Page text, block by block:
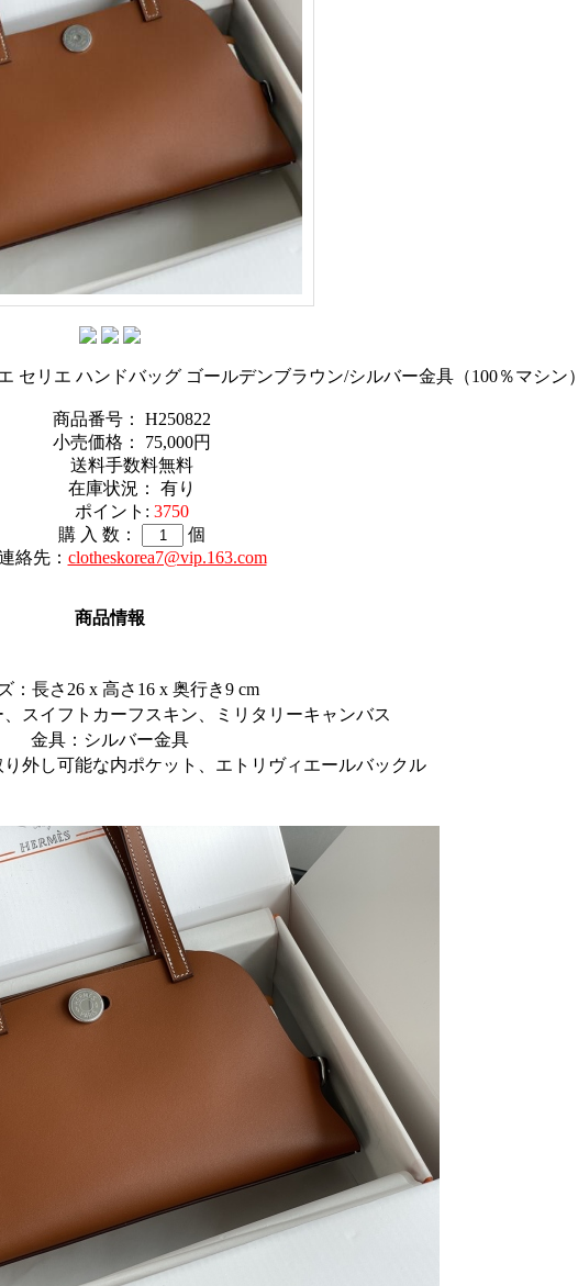
セリエ ハンドバッグ ゴールデンブラウン/シルバー金具（100％マシン）
商品番号： H250822
小売価格： 75,000円
送料手数料無料
在庫状況： 有り
ポイント: 3750
購 入 数：
個
絡先： clotheskorea7@vip.163.com
商品情報
：長さ26 x 高さ16 x 奥行き9 cm
スイフトカーフスキン、ミリタリーキャンバス
金具：シルバー金具
外し可能な内ポケット、エトリヴィエールバックル